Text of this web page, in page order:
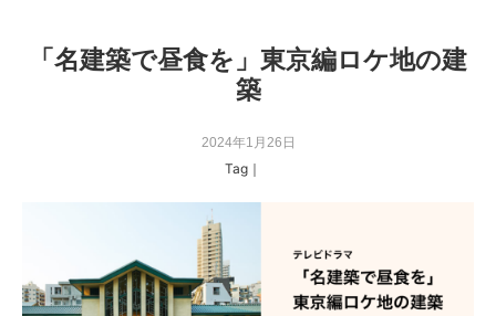
「名建築で昼食を」東京編ロケ地の建
築
2024年1月26日
Tag｜